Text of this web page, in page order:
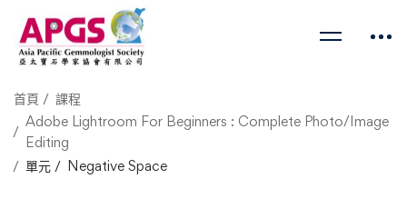
首頁
課程
Adobe Lightroom For Beginners : Complete Photo/Image
Editing
單元
Negative Space